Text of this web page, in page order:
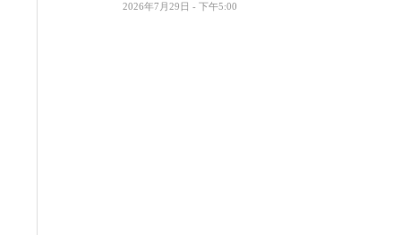
2026年7月29日 - 下午5:00